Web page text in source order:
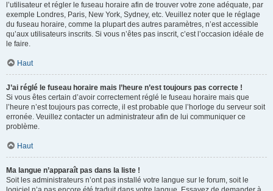
l’utilisateur et régler le fuseau horaire afin de trouver votre zone adéquate, par
exemple Londres, Paris, New York, Sydney, etc. Veuillez noter que le réglage
du fuseau horaire, comme la plupart des autres paramètres, n’est accessible
qu’aux utilisateurs inscrits. Si vous n’êtes pas inscrit, c’est l’occasion idéale de
le faire.
Haut
J’ai réglé le fuseau horaire mais l’heure n’est toujours pas correcte !
Si vous êtes certain d’avoir correctement réglé le fuseau horaire mais que
l’heure n’est toujours pas correcte, il est probable que l’horloge du serveur soit
erronée. Veuillez contacter un administrateur afin de lui communiquer ce
problème.
Haut
Ma langue n’apparaît pas dans la liste !
Soit les administrateurs n’ont pas installé votre langue sur le forum, soit le